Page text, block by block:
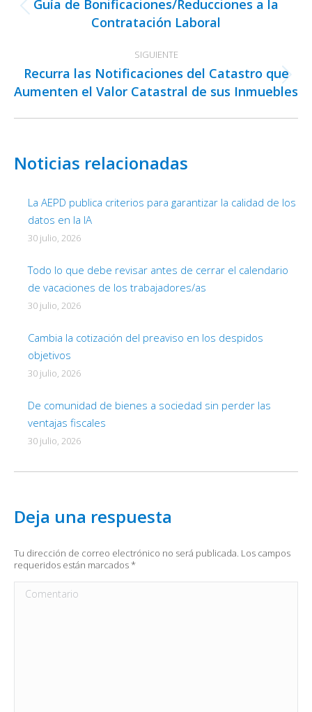
publicaciones
Publicación
anterior:
Guía de Bonificaciones/Reducciones a la
Contratación Laboral
SIGUIENTE
Publicación
siguiente:
Recurra las Notificaciones del Catastro que
Aumenten el Valor Catastral de sus Inmuebles
Noticias relacionadas
La AEPD publica criterios para garantizar la calidad de los
datos en la IA
30 julio, 2026
Todo lo que debe revisar antes de cerrar el calendario
de vacaciones de los trabajadores/as
30 julio, 2026
Cambia la cotización del preaviso en los despidos
objetivos
30 julio, 2026
De comunidad de bienes a sociedad sin perder las
ventajas fiscales
30 julio, 2026
Deja una respuesta
Tu dirección de correo electrónico no será publicada. Los campos
requeridos están marcados*
Comentario